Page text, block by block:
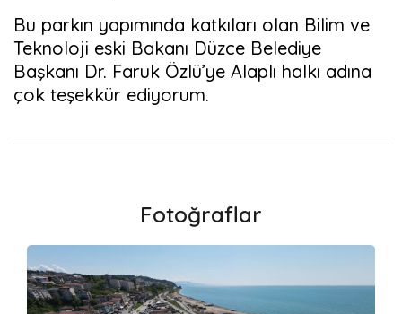
Bu parkın yapımında katkıları olan Bilim ve
Teknoloji eski Bakanı Düzce Belediye
Başkanı Dr. Faruk Özlü’ye Alaplı halkı adına
çok teşekkür ediyorum.
Fotoğraflar